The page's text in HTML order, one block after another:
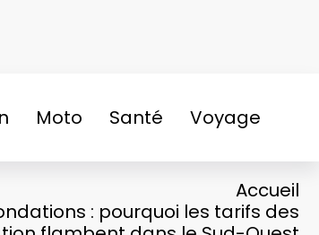
Moto Santé Voyage
Accueil
: pourquoi les tarifs des